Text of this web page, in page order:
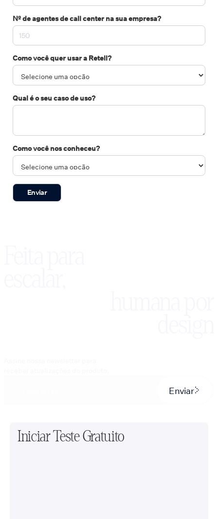
Nº de agentes de call center na sua empresa?
Como você quer usar a Retell?
Qual é o seu caso de uso?
Como você nos conheceu?
Enviar
Iniciar Teste Gratuito